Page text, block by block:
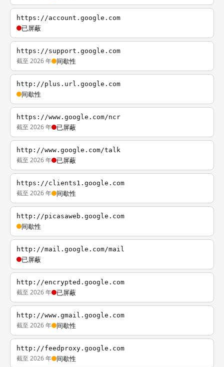
https://account.google.com
已屏蔽
https://support.google.com
截至 2026 年 间歇性
http://plus.url.google.com
间歇性
https://www.google.com/ncr
截至 2026 年 已屏蔽
http://www.google.com/talk
截至 2026 年 已屏蔽
https://clients1.google.com
截至 2026 年 间歇性
http://picasaweb.google.com
间歇性
http://mail.google.com/mail
已屏蔽
http://encrypted.google.com
截至 2026 年 已屏蔽
http://www.gmail.google.com
截至 2026 年 间歇性
http://feedproxy.google.com
截至 2026 年 间歇性